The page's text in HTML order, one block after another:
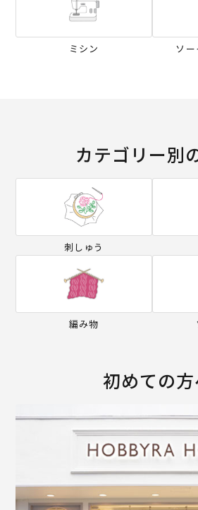
ミシン ソ
カテゴリー別
刺しゅう
編み物
初めての